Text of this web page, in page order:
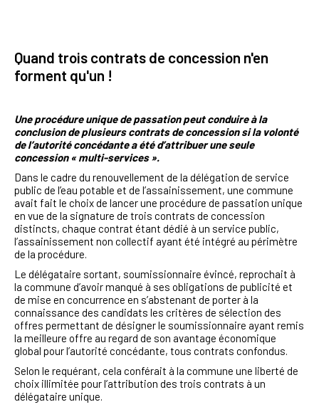
Quand trois contrats de concession n'en
forment qu'un !
Une procédure unique de passation peut conduire à la
conclusion de plusieurs contrats de concession si la volonté
de l’autorité concédante a été d’attribuer une seule
concession « multi-services ».
Dans le cadre du renouvellement de la délégation de service
public de l’eau potable et de l’assainissement, une commune
avait fait le choix de lancer une procédure de passation unique
en vue de la signature de trois contrats de concession
distincts, chaque contrat étant dédié à un service public,
l’assainissement non collectif ayant été intégré au périmètre
de la procédure.
Le délégataire sortant, soumissionnaire évincé, reprochait à
la commune d’avoir manqué à ses obligations de publicité et
de mise en concurrence en s’abstenant de porter à la
connaissance des candidats les critères de sélection des
offres permettant de désigner le soumissionnaire ayant remis
la meilleure offre au regard de son avantage économique
global pour l’autorité concédante, tous contrats confondus.
Selon le requérant, cela conférait à la commune une liberté de
choix illimitée pour l’attribution des trois contrats à un
délégataire unique.